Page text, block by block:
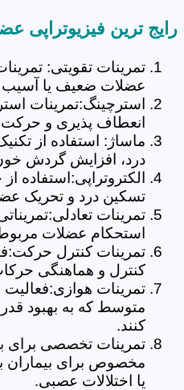
رایج ترین فیزیوتراپی
تمرینات تقویتی:
عضلات ضعیف یا آسیب
استرچینگ:تمرینات
انعطاف پذیری و
ماساژ: استفاده از
درد، افزایش گردش
الکتروتراپی:استفاده
تسکین درد و تحریک
تمرینات
استحکام عضلات
تمرینات کنترل
کنترل و هماهنگی
تمرینات
متوسط که به بهبود
کنند.
تمرینات تخصصی برای
مخصوص برای بیماران
یا اختلالات عصبی.